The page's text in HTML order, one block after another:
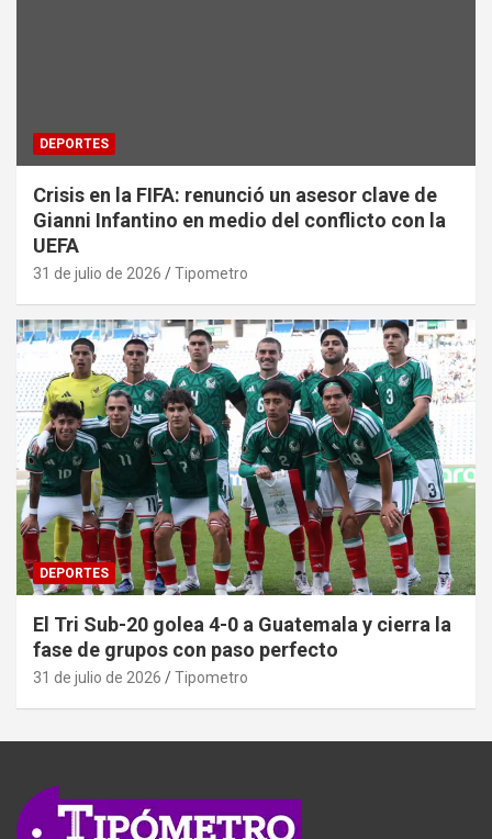
DEPORTES
Crisis en la FIFA: renunció un asesor clave de
Gianni Infantino en medio del conflicto con la
UEFA
31 de julio de 2026 Tipometro
DEPORTES
El Tri Sub-20 golea 4-0 a Guatemala y cierra la
fase de grupos con paso perfecto
31 de julio de 2026 Tipometro